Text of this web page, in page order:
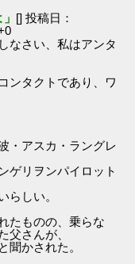
[] 投稿日：
なさい、私はアンタ
ンタクトであり、ワ
・アスカ・ラングレ
ゲリヲンパイロット
らしい。
たものの、乗らな
父さんが、
聞かされた。